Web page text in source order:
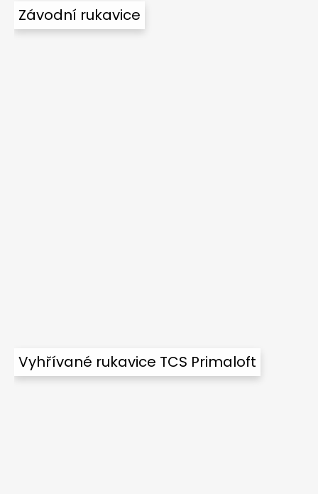
Závodní rukavice
Vyhřívané rukavice TCS Primaloft